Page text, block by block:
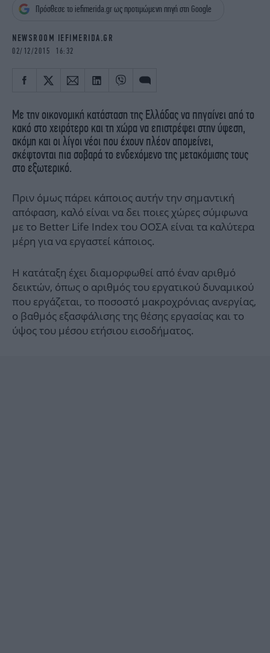
iBOOKS
ΖΩΔΙΑ
MEDIA
NEWSLETTER
Πρόσθεσε το iefimerida.gr ως προτιμώμενη πηγή στη Google
NEWSROOM IEFIMERIDA.GR
02/12/2015 16:32
Με την οικονομική κατάσταση της Ελλάδας να πηγαίνει από το
κακό στο χειρότερο και τη χώρα να επιστρέφει στην ύφεση,
ακόμη και οι λίγοι νέοι που έχουν πλέον απομείνει,
σκέφτονται πια σοβαρά το ενδεχόμενο της μετακόμισης τους
στο εξωτερικό.
Πριν όμως πάρει κάποιος αυτήν την σημαντική
απόφαση, καλό είναι να δει ποιες χώρες σύμφωνα
με το Better Life Index του ΟΟΣΑ είναι τα καλύτερα
μέρη για να εργαστεί κάποιος.
Η κατάταξη έχει διαμορφωθεί από έναν αριθμό
δεικτών, όπως ο αριθμός του εργατικού δυναμικού
που εργάζεται, το ποσοστό μακροχρόνιας ανεργίας,
ο βαθμός εξασφάλισης της θέσης εργασίας και το
ύψος του μέσου ετήσιου εισοδήματος.